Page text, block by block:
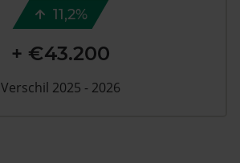
11,2%
+ €43.200
Verschil 2025 - 2026